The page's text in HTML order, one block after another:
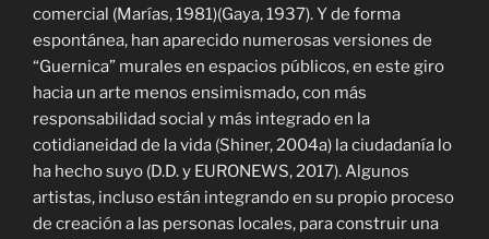
comercial (Marías, 1981)(Gaya, 1937). Y de forma
espontánea, han aparecido numerosas versiones de
“Guernica” murales en espacios públicos, en este giro
hacia un arte menos ensimismado, con más
responsabilidad social y más integrado en la
cotidianeidad de la vida (Shiner, 2004a) la ciudadanía lo
ha hecho suyo (D.D. y EURONEWS, 2017). Algunos
artistas, incluso están integrando en su propio proceso
de creación a las personas locales, para construir una